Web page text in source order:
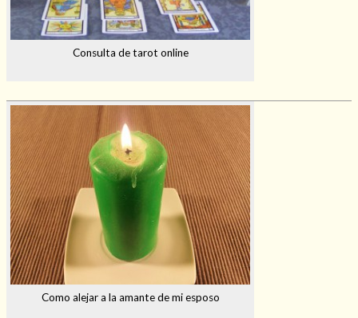
Consulta de tarot online
Como alejar a la amante de mi esposo